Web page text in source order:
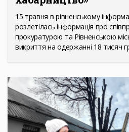
15 травня в рівненському
розлетілась інформація про
прокуратурою та Рівненською
викриття на одержанні 18 тисяч